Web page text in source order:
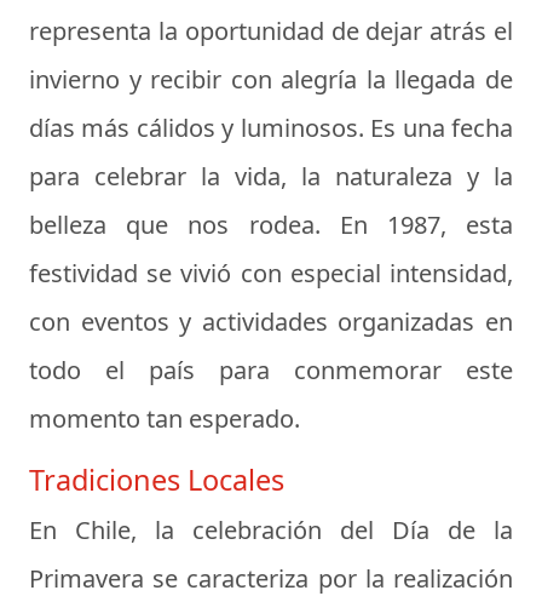
representa la oportunidad de dejar atrás el
invierno y recibir con alegría la llegada de
días más cálidos y luminosos. Es una fecha
para celebrar la vida, la naturaleza y la
belleza que nos rodea. En 1987, esta
festividad se vivió con especial intensidad,
con eventos y actividades organizadas en
todo el país para conmemorar este
momento tan esperado.
Tradiciones Locales
En Chile, la celebración del Día de la
Primavera se caracteriza por la realización